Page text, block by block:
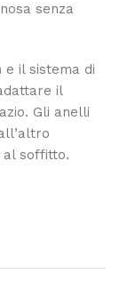
senza
e il sistema di
il
Gli anelli
al soffitto.